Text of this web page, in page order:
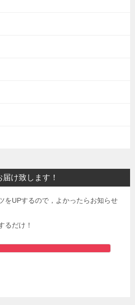
け致します！
をUPするので，よかったらお知らせ
るだけ！